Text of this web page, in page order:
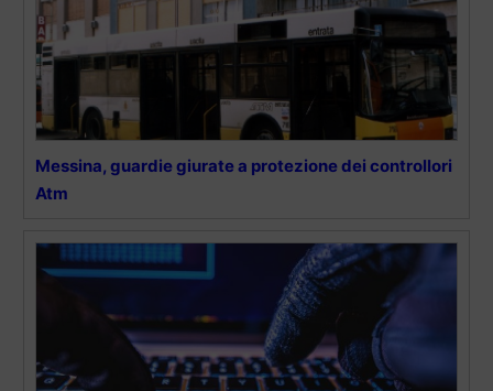
Messina, guardie giurate a protezione dei controllori
Atm